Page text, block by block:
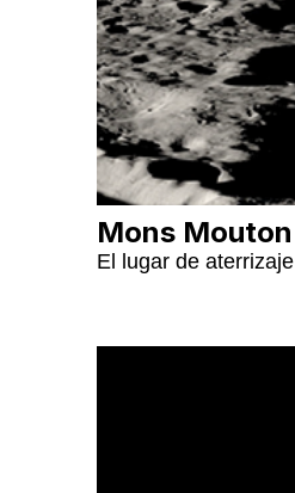
Mons Mouton
El lugar de aterrizaje